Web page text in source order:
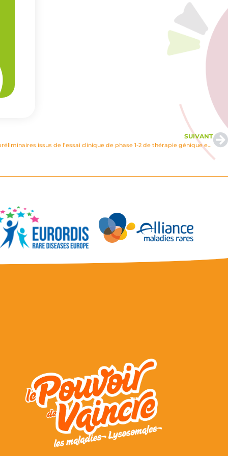
SUIVANT
Cystinose ; actualisation des résultats préliminaires issus de l’essai clinique de phase 1-2 de thérapie génique ex vivo